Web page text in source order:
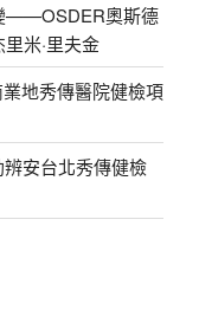
——OSDER奧斯德
米·里夫金
地秀傳醫院健檢項
安台北秀傳健檢